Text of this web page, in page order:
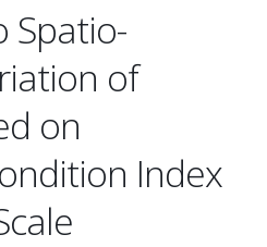
Spatio-
of
on
Index